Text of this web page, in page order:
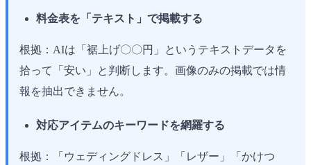
料金表を「テキスト」で掲載する
根拠：AIは「裾上げ〇〇円」というテキストデータを
拾って「安い」と判断します。画像のみの掲載では情
報を抽出できません。
対応アイテムのキーワードを網羅する
根拠：「ウェディングドレス」「レザー」「かけつ